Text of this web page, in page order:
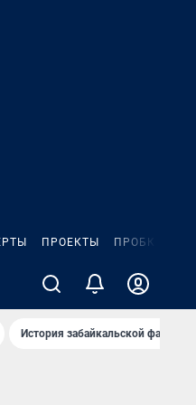
ПРОЕКТЫ ПРОБКИ
История забайкальской фамилии